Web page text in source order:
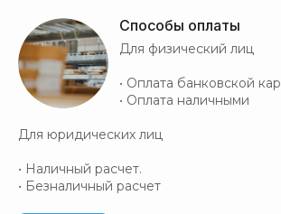
Способы оплаты
Для физический лиц
• Оплата банковской
• Оплата наличными
Для юридических лиц
• Наличный расчет.
• Безналичный расчет